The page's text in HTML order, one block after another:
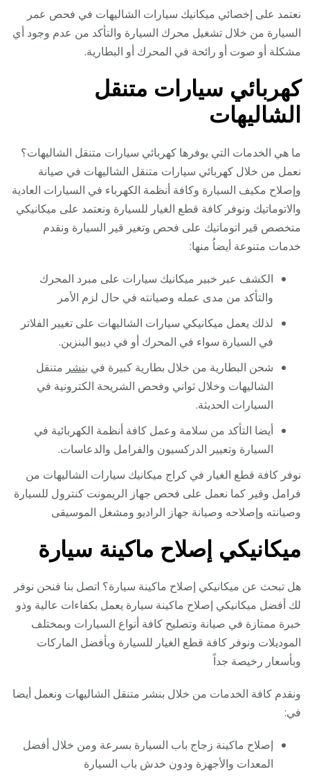
نعتمد على إخصائي ميكانيك سيارات الشاليهات في فحص عمر
السيارة من خلال تشغيل محرك السيارة والتأكد من عدم وجود أي
مشكلة أو صوت أو رائحة في المحرك أو البطارية.
كهربائي سيارات متنقل
الشاليهات
ما هي الخدمات التي يوفرها كهربائي سيارات متنقل الشاليهات؟
نعمل من خلال كهربائي سيارات متنقل الشاليهات في صيانة
وإصلاح مكيف السيارة وكافة أنظمة الكهرباء في السيارات العادية
والاتوماتيك ونوفر كافة قطع الغيار للسيارة ونعتمد على ميكانيكي
متخصص قير اتوماتيك على فحص وتغير قير السيارة ونقدم
خدمات متنوعة أيضاُ منها:
الكشف عبر خبير ميكانيك سيارات على مبرد المحرك
والتأكد من مدى عمله وصيانته في حال لزم الأمر
لذلك يعمل ميكانيكي سيارات الشاليهات على تغيير الفلاتر
في السيارة سواء في المحرك أو في ديبو البنزين.
شحن البطارية من خلال بطارية كبيرة في بنشر متنقل
الشاليهات وخلال ثواني وفحص الشريحة الكترونية في
السيارات الحديثة.
أيضا التأكد من سلامة وعمل كافة أنظمة الكهربائية في
السيارة وتعيير الدركسيون والفرامل والدعاسات.
نوفر كافة قطع الغيار في كراج ميكانيك سيارات الشاليهات من
فرامل وقير كما نعمل على فحص جهاز الريمونت كنترول للسيارة
وصيانته وإصلاحه وصيانة جهاز الراديو ومشغل الموسيقى
ميكانيكي إصلاح ماكينة سيارة
هل تبحث عن ميكانيكي إصلاح ماكينة سيارة؟ اتصل بنا فنحن نوفر
لك أفضل ميكانيكي إصلاح ماكينة سيارة يعمل بكفاءات عالية وذو
خبرة ممتازة في صيانة وتصليح كافة أنواع السيارات وبمختلف
الموديلات ونوفر كافة قطع الغيار للسيارة وبأفضل الماركات
وبأسعار رخيصة جداً
ونقدم كافة الخدمات من خلال بنشر متنقل الشاليهات ونعمل أيضا
في:
إصلاح ماكينة زجاج باب السيارة بسرعة ومن خلال أفضل
المعدات والأجهزة ودون خدش باب السيارة